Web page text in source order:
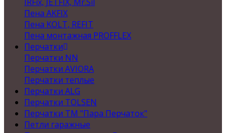
Пена AKFIX
Пена KOLT, REFIT
Пена монтажная PROFFLEX
Перчатки
Перчатки NN
Перчатки AVIORA
Перчатки теплые
Перчатки ALG
Перчатки TOLSEN
Перчатки ТМ "Пара Перчаток"
Петли гаражные